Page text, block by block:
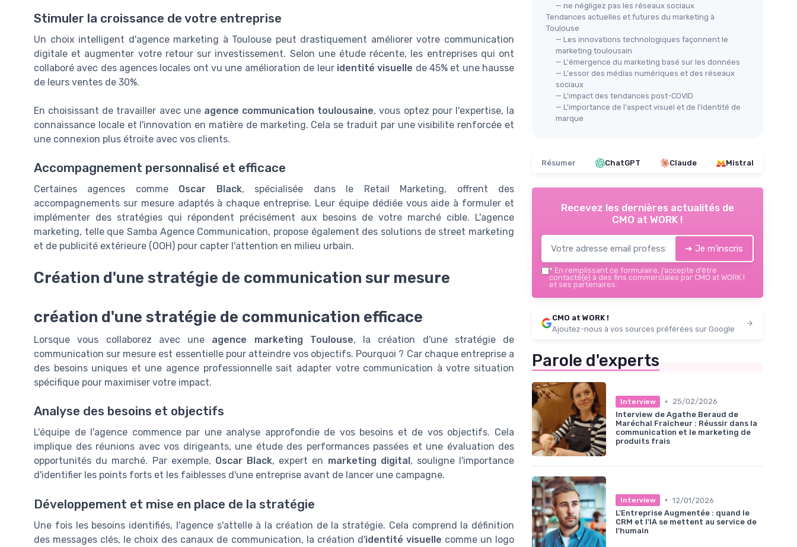
Stimuler la croissance de votre entreprise
Un choix intelligent d'agence marketing à Toulouse peut drastiquement améliorer votre communication
digitale et augmenter votre retour sur investissement. Selon une étude récente, les entreprises qui ont
collaboré avec des agences locales ont vu une amélioration de leur identité visuelle de 45% et une hausse
de leurs ventes de 30%.
En choisissant de travailler avec une agence communication toulousaine, vous optez pour l'expertise, la
connaissance locale et l'innovation en matière de marketing. Cela se traduit par unevisibilite renforcée et
une connexion plus étroite avec vos clients.
Accompagnement personnalisé et efficace
Certaines agences comme Oscar Black, spécialisée dans le Retail Marketing, offrent des
accompagnements sur mesure adaptés à chaque entreprise. Leur équipedédiée vous aide à formuler et
implémenter des stratégies qui répondent précisément aux besoins de votre marché cible. L'agence
marketing, telle que Samba Agence Communication, propose également des solutions de street marketing
et de publicité extérieure (OOH) pour capter l'attention en milieu urbain.
Création d'une stratégie de communication sur mesure
création d'une stratégie de communication efficace
Lorsque vous collaborez avec une agence marketing Toulouse, la création d'une stratégie de
communication sur mesure est essentielle pour atteindre vos objectifs. Pourquoi ? Car chaque entreprise a
des besoins uniques et une agence professionnelle sait adapter votre communication à votre situation
spécifique pour maximiser votre impact.
Analyse des besoins et objectifs
L'équipe de l'agence commence par une analyse approfondie de vos besoins et de vos objectifs. Cela
implique des réunions avec vos dirigeants, une étude des performances passées et une évaluation des
opportunités du marché. Par exemple, Oscar Black, expert en marketing digital , souligne l'importance
d'identifier les points forts et les faiblesses d'une entreprise avant de lancer une campagne.
Développement et mise en place de la stratégie
Une fois les besoins identifiés, l'agence s'attelle à la création de la stratégie. Cela comprend la définition
des messages clés, le choix des canaux de communication, la création d'identité visuelle comme un logo
— ne négligez pas les réseaux sociaux
Tendances actuelles et futures du marketing à
Toulouse
— Les innovations technologiques façonnent le
marketing toulousain
— L'émergence du marketing basé sur les données
— L'essor des médias numériques et des réseaux
sociaux
— L'impact des tendances post-COVID
— L'importance de l'aspect visuel et de l'identité de
marque
Résumer ChatGPT Claude Mistral
Recevez les dernières actualités de
CMO at WORK !
➔ Je m'inscris
* En remplissant ce formulaire, j’accepte d’être
contacté(e) à des fins commerciales par CMO at WORK !
et ses partenaires.
CMO at WORK !
Ajoutez-nous à vos sources préférées sur Google
Parole d'experts
Interview •
25/02/2026
Interview de Agathe Beraud de
Maréchal Fraîcheur : Réussir dans la
communication et le marketing de
produits frais
Interview • 12/01/2026
L'Entreprise Augmentée : quand le
CRM et l'IA se mettent au service de
l'humain